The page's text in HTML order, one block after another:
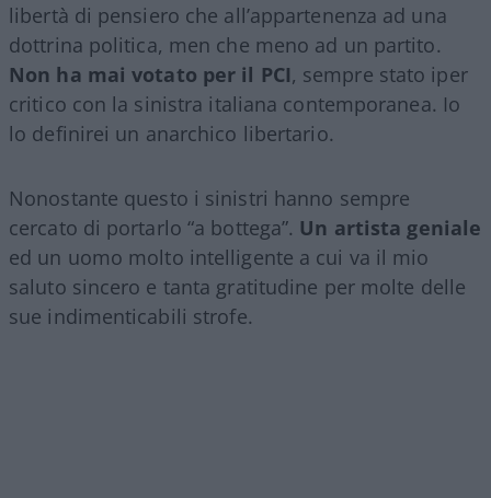
libertà di pensiero che all’appartenenza ad una
dottrina politica, men che meno ad un partito.
Non ha mai votato per il PCI, sempre stato iper
critico con la sinistra italiana contemporanea. Io
lo definirei un anarchico libertario.
Nonostante questo i sinistri hanno sempre
cercato di portarlo “a bottega”. Un artista geniale
ed un uomo molto intelligente a cui va il mio
saluto sincero e tanta gratitudine per molte delle
sue indimenticabili strofe.